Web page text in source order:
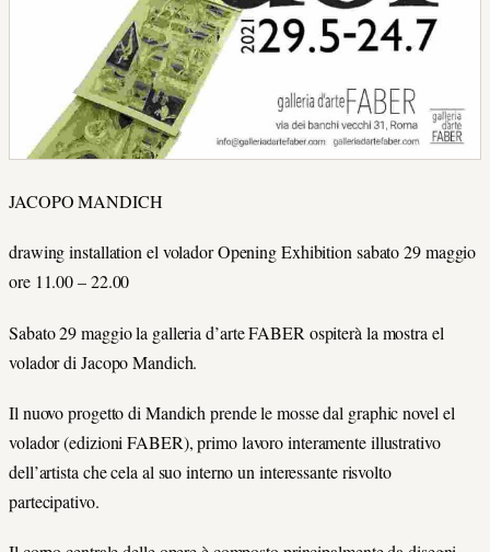
JACOPO MANDICH
drawing installation el volador Opening Exhibition sabato 29 maggio
ore 11.00 – 22.00
Sabato 29 maggio la galleria d’arte FABER ospiterà la mostra el
volador di Jacopo Mandich.
Il nuovo progetto di Mandich prende le mosse dal graphic novel el
volador (edizioni FABER), primo lavoro interamente illustrativo
dell’artista che cela al suo interno un interessante risvolto
partecipativo.